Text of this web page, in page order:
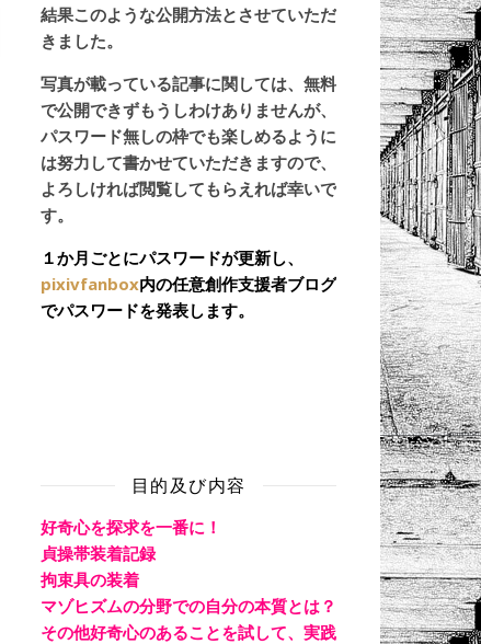
結果このような公開方法とさせていただ
きました。
写真が載っている記事に関しては、無料
で公開できずもうしわけありませんが、
パスワード無しの枠でも楽しめるように
は努力して書かせていただきますので、
よろしければ閲覧してもらえれば幸いで
す。
１か月ごとにパスワードが更新し、
pixivfanbox内の任意創作支援者ブログ
でパスワードを発表します。
目的及び内容
好奇心を探求を一番に！
貞操帯装着記録
拘束具の装着
マゾヒズムの分野での自分の本質とは？
その他好奇心のあることを試して、実践